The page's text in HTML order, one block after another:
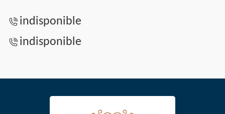
indisponible
indisponible